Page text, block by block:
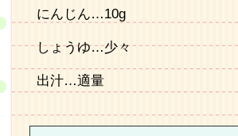
にんじん…10g
しょうゆ…少々
出汁…適量